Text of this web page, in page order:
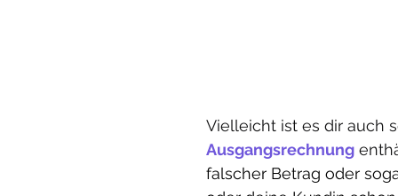
Vielleicht ist es dir auch
Ausgangsrechnung
falscher Betrag oder